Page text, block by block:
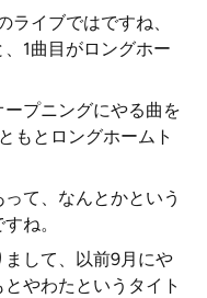
ライブではですね、
1曲目がロングホー
プニングにやる曲を
もとロングホームト
て、なんとかという
ね。
して、以前9月にや
やわたというタイト